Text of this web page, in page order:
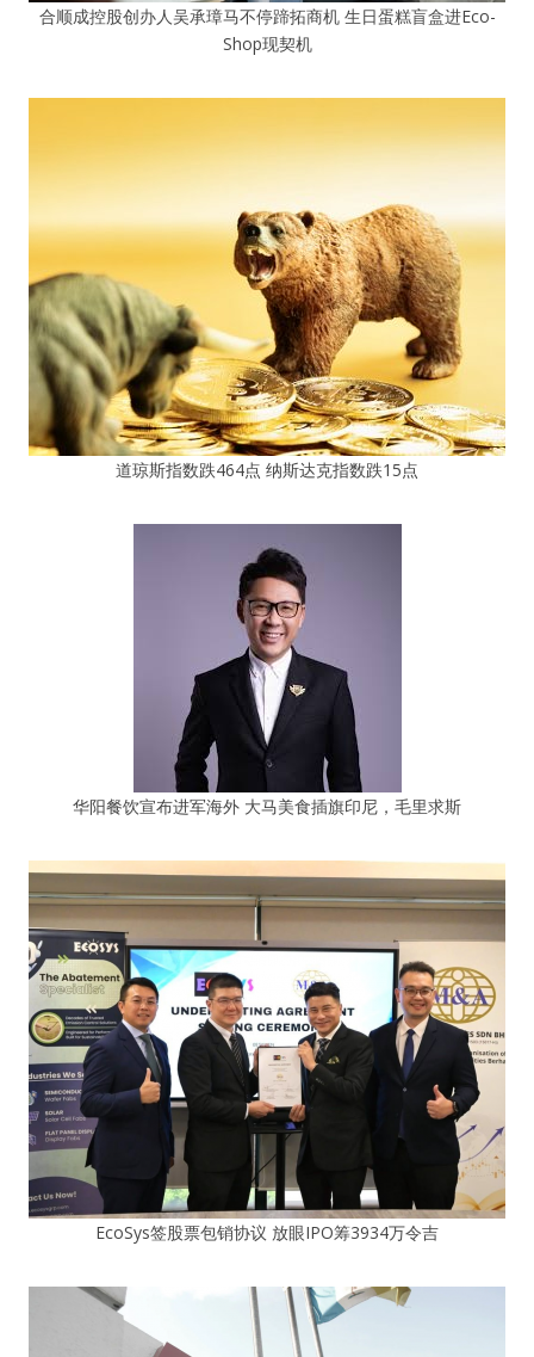
合顺成控股创办人吴承璋马不停蹄拓商机 生日蛋糕盲盒进Eco-
Shop现契机
道琼斯指数跌464点 纳斯达克指数跌15点
华阳餐饮宣布进军海外 大马美食插旗印尼，毛里求斯
EcoSys签股票包销协议 放眼IPO筹3934万令吉